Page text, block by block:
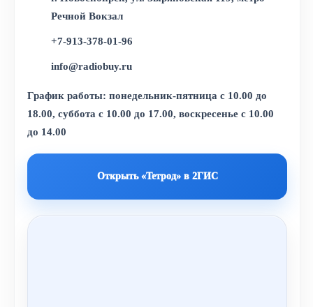
Речной Вокзал
+7-913-378-01-96
info@radiobuy.ru
График работы: понедельник-пятница с 10.00 до
18.00, суббота с 10.00 до 17.00, воскресенье с 10.00
до 14.00
Открыть «Тетрод» в 2ГИС